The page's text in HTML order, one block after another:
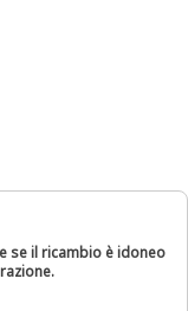
se il ricambio è idoneo